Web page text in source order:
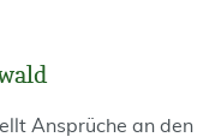
Ansprüche an den